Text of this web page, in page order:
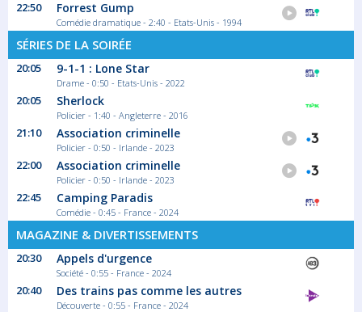
22:50 Forrest Gump
Comédie dramatique - 2:40 - Etats-Unis - 1994
SÉRIES DE LA SOIRÉE
20:05 9-1-1 : Lone Star
Drame - 0:50 - Etats-Unis - 2022
20:05 Sherlock
Policier - 1:40 - Angleterre - 2016
21:10 Association criminelle
Policier - 0:50 - Irlande - 2023
22:00 Association criminelle
Policier - 0:50 - Irlande - 2023
22:45 Camping Paradis
Comédie - 0:45 - France - 2024
MAGAZINE & DIVERTISSEMENTS
20:30 Appels d'urgence
Société - 0:55 - France - 2024
20:40 Des trains pas comme les autres
Découverte - 0:55 - France - 2024